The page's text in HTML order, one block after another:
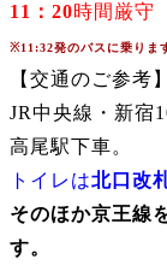
11 ：20時間厳守
※11:32発のバスに乗りま
【交通のご参考】
JR中央線・新宿
高尾駅下車。
トイレは北口改
そのほか京王線
す。